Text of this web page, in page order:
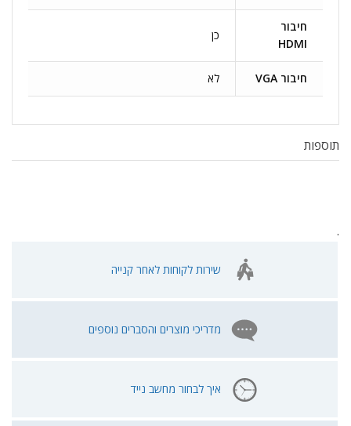
חיבור
HDMI
כן
חיבור VGA לא
תוספות
.
שירות לקוחות לאחר קנייה
מדריכי מוצרים והסברים נוספים
איך לבחור מחשב נייד